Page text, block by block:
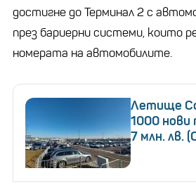
достигне до Терминал 2 с
през бариерни системи, които
номерата на автомобилите.
Летище
1000 нови
7 млн. лв.